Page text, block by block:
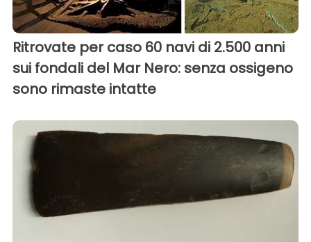
Ritrovate per caso 60 navi di 2.500 anni
sui fondali del Mar Nero: senza ossigeno
sono rimaste intatte